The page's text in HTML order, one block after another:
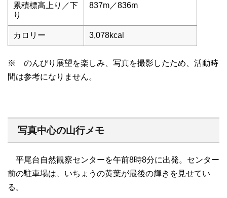
累積標高上り／下
り
837m／836m
カロリー 3,078kcal
※ のんびり展望を楽しみ、写真を撮影したため、活動時
間は参考になりません。
写真中心の山行メモ
平尾台自然観察センターを午前8時8分に出発。センター
前の駐車場は、いちょうの黄葉が最後の輝きを見せてい
る。